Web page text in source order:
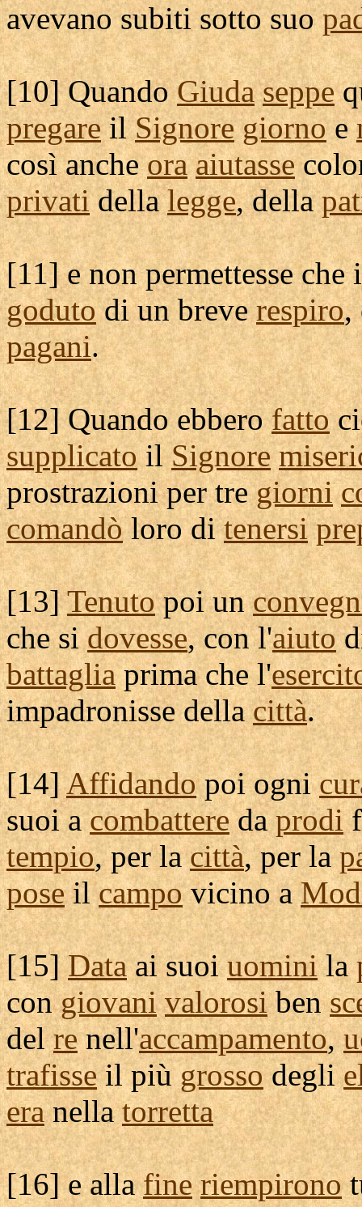
avevanosubitisotto suo
[10] QuandoGiuda seppe
pregareilSignore giornoe
così ancheora aiutasse
privatidellalegge, della
[11] e nonpermettesseche
godutodi un breverespiro,
pagani.
[12] Quando ebberofatto
supplicatoilSignore
prostrazioniper tregiorni
comandòloro ditenersi
[13]Tenutopoi un
che sidovesse, con l'aiuto
battagliaprima che l'
impadronissedellacittà.
[14]Affidandopoi ogni
suoi acombatteredaprodi
tempio, per lacittà, per la
poseilcampovicino a
[15]Dataai suoiuominila
congiovani valorosiben
delrenell'accampamento,
trafisseil piùgrossodegli
eranellatorretta
[16] e allafine riempirono